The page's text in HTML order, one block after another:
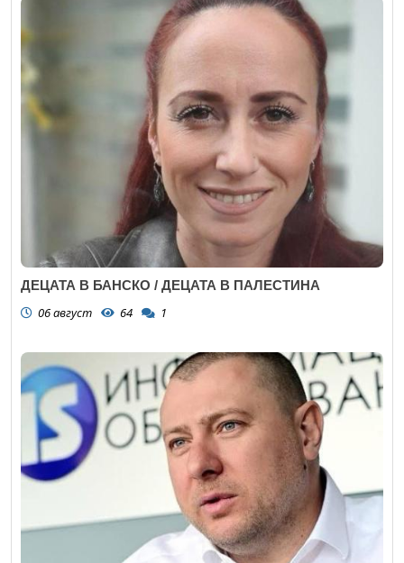
ДЕЦАТА В БАНСКО / ДЕЦАТА В ПАЛЕСТИНА
06 август 64 1